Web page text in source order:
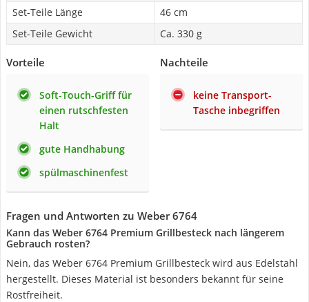
Set-Teile Länge
46 cm
Set-Teile Gewicht
Ca. 330 g
Vorteile
Soft-Touch-Griff für
einen rutschfesten
Halt
gute Handhabung
spülmaschinenfest
Nachteile
keine Transport-
Tasche inbegriffen
Fragen und Antworten zu Weber 6764
Kann das Weber 6764 Premium Grillbesteck nach längerem
Gebrauch rosten?
Nein, das Weber 6764 Premium Grillbesteck wird aus Edelstahl
hergestellt. Dieses Material ist besonders bekannt für seine
Rostfreiheit.